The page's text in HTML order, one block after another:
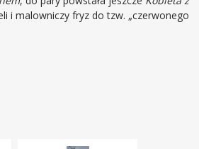
i malowniczy fryz do tzw. „czerwonego